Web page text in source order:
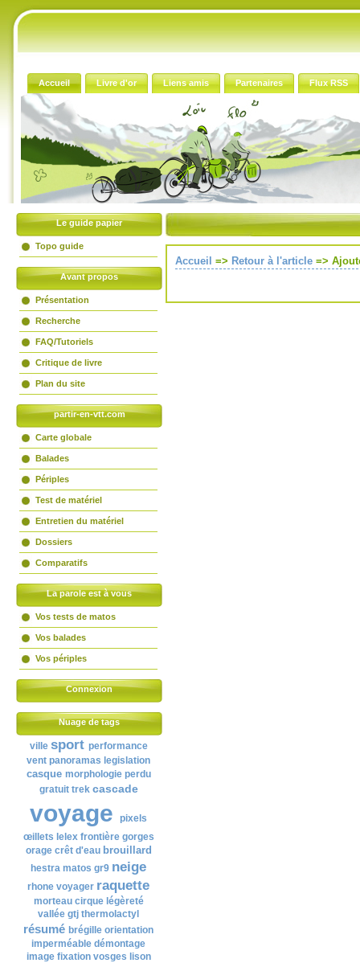
Accueil Livre d'or Liens amis Partenaires Flux RSS
Le guide papier
Topo guide
Avant propos
Présentation
Recherche
FAQ/Tutoriels
Critique de livre
Plan du site
partir-en-vtt.com
Carte globale
Balades
Périples
Test de matériel
Entretien du matériel
Dossiers
Comparatifs
La parole est à vous
Vos tests de matos
Vos balades
Vos périples
Connexion
Nuage de tags
ville sport performance
vent panoramas legislation
casque morphologie perdu
gratuit trek cascade
voyage
pixels
œillets lelex frontière gorges
orage crêt d'eau brouillard
hestra matos gr9 neige
rhone voyager raquette
morteau cirque légèreté
vallée gtj thermolactyl
résumé brégille orientation
imperméable démontage
image fixation vosges lison
Accueil => Retour à l'article =>